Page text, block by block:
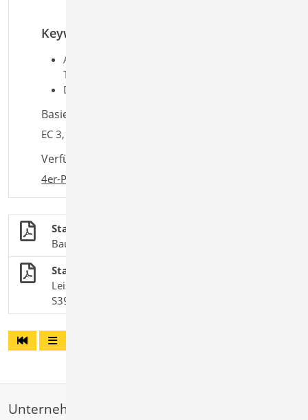
Keywords
Aufgaben: Stahlbau;
Tragwerksplanung
Detailaufgaben: Detailnachweis
Basiert auf den Normen:
EC 3, DIN EN 1993-1-1:2010-12
Verfügbar in den Paketen:
4er-Paket
Stahlbau
BauStatik-Module nach DIN EN 1993-1-1
Stahl-Stegöffnung
Leistungsbeschreibung des BauStatik-Moduls
S398.de Stahl-Stegöffnung
Unternehmen